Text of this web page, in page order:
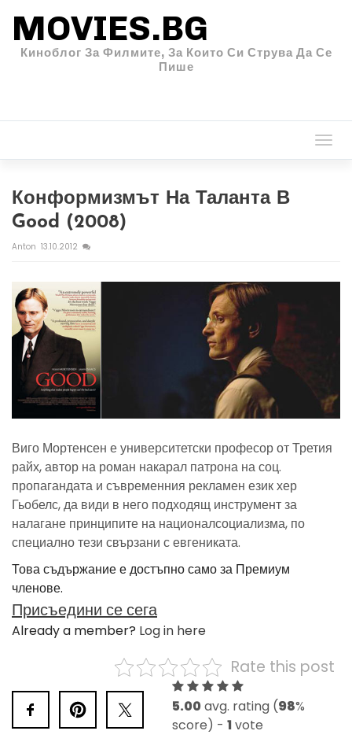
MOVIES.BG
Киноблог За Филмите, За Които Си Струва Да Се
Пише
Конформизмът На Таланта В
Good (2008)
Anton 13.10.2012
Виго Мортенсен е университетски професор от Третия
райх, автор на роман накарал патрона на соц.
пропагандата и съвременния рекламен език хер
Гьобелс, да види в него подходящ инструмент за
налагане принципите на националсоциализма, по
специално тези свързани с евгениката.
Това съдържание е достъпно само за Премиум
членове.
Присъедини се сега
Already a member? Log in here
Rate this post
5.00avg. rating (98%
score) - 1vote